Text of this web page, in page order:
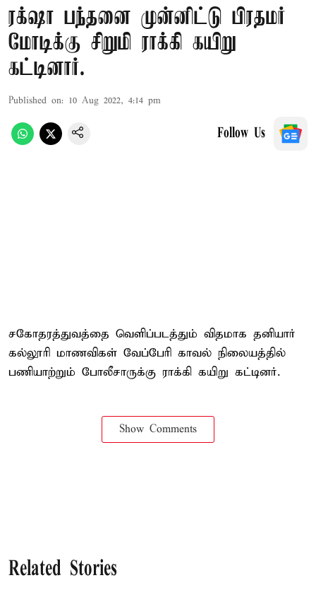
ரக்‌ஷா பந்தனை முன்னிட்டு பிரதமர்
மோடிக்கு சிறுமி ராக்கி கயிறு
கட்டினார்.
Published on: 10 Aug 2022, 4:14 pm
Follow Us
சகோதரத்துவத்தை வெளிப்படத்தும் விதமாக தனியார்
கல்லூரி மாணவிகள் வேப்பேரி காவல் நிலையத்தில்
பணியாற்றும் போலீசாருக்கு ராக்கி கயிறு கட்டினர்.
Show Comments
Related Stories